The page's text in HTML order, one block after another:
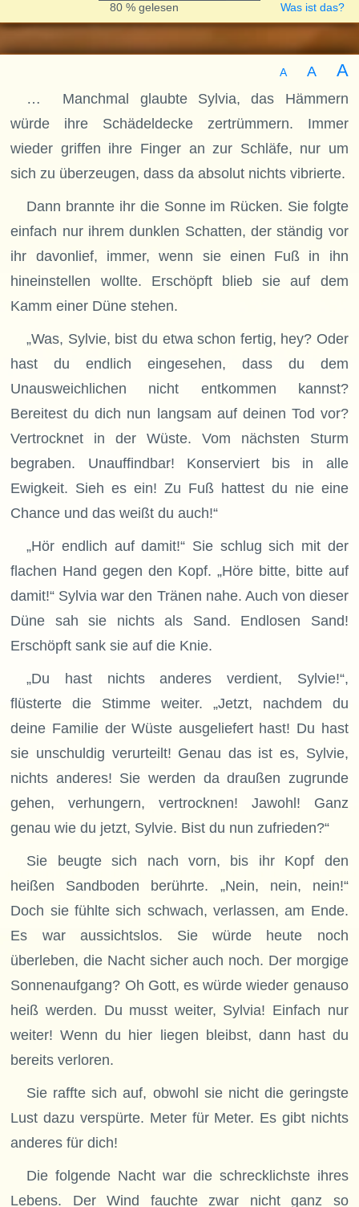
80 % gelesen Was ist das?
A A A
… Manchmal glaubte Sylvia, das Hämmern
würde ihre Schädeldecke zertrümmern. Immer
wieder griffen ihre Finger an zur Schläfe, nur um
sich zu überzeugen, dass da absolut nichts vibrierte.
Dann brannte ihr die Sonne im Rücken. Sie folgte
einfach nur ihrem dunklen Schatten, der ständig vor
ihr davonlief, immer, wenn sie einen Fuß in ihn
hineinstellen wollte. Erschöpft blieb sie auf dem
Kamm einer Düne stehen.
„Was, Sylvie, bist du etwa schon fertig, hey? Oder
hast du endlich eingesehen, dass du dem
Unausweichlichen nicht entkommen kannst?
Bereitest du dich nun langsam auf deinen Tod vor?
Vertrocknet in der Wüste. Vom nächsten Sturm
begraben. Unauffindbar! Konserviert bis in alle
Ewigkeit. Sieh es ein! Zu Fuß hattest du nie eine
Chance und das weißt du auch!“
„Hör endlich auf damit!“ Sie schlug sich mit der
flachen Hand gegen den Kopf. „Höre bitte, bitte auf
damit!“ Sylvia war den Tränen nahe. Auch von dieser
Düne sah sie nichts als Sand. Endlosen Sand!
Erschöpft sank sie auf die Knie.
„Du hast nichts anderes verdient, Sylvie!“,
flüsterte die Stimme weiter. „Jetzt, nachdem du
deine Familie der Wüste ausgeliefert hast! Du hast
sie unschuldig verurteilt! Genau das ist es, Sylvie,
nichts anderes! Sie werden da draußen zugrunde
gehen, verhungern, vertrocknen! Jawohl! Ganz
genau wie du jetzt, Sylvie. Bist du nun zufrieden?“
Sie beugte sich nach vorn, bis ihr Kopf den
heißen Sandboden berührte. „Nein, nein, nein!“
Doch sie fühlte sich schwach, verlassen, am Ende.
Es war aussichtslos. Sie würde heute noch
überleben, die Nacht sicher auch noch. Der morgige
Sonnenaufgang? Oh Gott, es würde wieder genauso
heiß werden. Du musst weiter, Sylvia! Einfach nur
weiter! Wenn du hier liegen bleibst, dann hast du
bereits verloren.
Sie raffte sich auf, obwohl sie nicht die geringste
Lust dazu verspürte. Meter für Meter. Es gibt nichts
anderes für dich!
Die folgende Nacht war die schrecklichste ihres
Lebens. Der Wind fauchte zwar nicht ganz so